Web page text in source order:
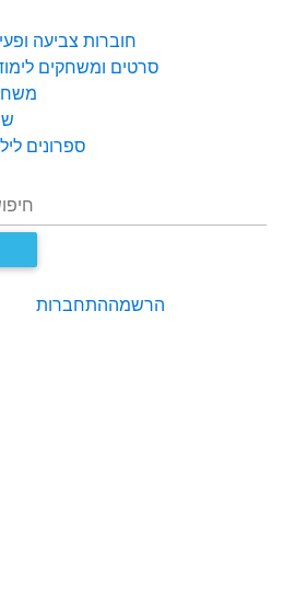
חוברות צביעה
סרטים ומשחקים
ספרונים
התחברותהרשמה